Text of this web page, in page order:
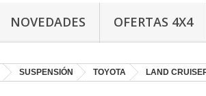
NOVEDADES OFERTAS 4X4
SUSPENSIÓN TOYOTA LAND